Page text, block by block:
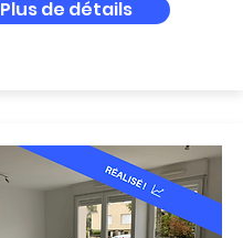
Plus de détails